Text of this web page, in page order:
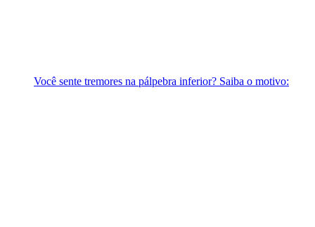
Você sente tremores na pálpebra inferior? Saiba o motivo: